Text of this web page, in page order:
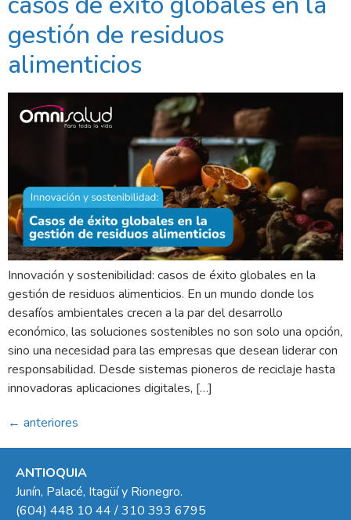
gestión de residuos
alimenticios
Innovación y sostenibilidad: casos de éxito globales en la
gestión de residuos alimenticios. En un mundo donde los
desafíos ambientales crecen a la par del desarrollo
económico, las soluciones sostenibles no son solo una opción,
sino una necesidad para las empresas que desean liderar con
responsabilidad. Desde sistemas pioneros de reciclaje hasta
innovadoras aplicaciones digitales, […]
← anteriores
ANTIOQUIA
Junín, Palacé, Itagüí y Rionegro.
(604) 448 10 44 / 310 393 6795